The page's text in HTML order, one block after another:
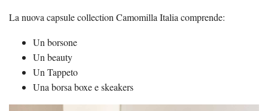
La nuova capsule collection Camomilla Italia comprende:
Un borsone
Un beauty
Un Tappeto
Una borsa boxe e skeakers